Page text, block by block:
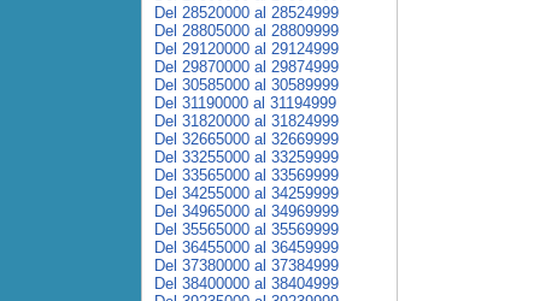
Del 28520000 al 28524999
Del 28805000 al 28809999
Del 29120000 al 29124999
Del 29870000 al 29874999
Del 30585000 al 30589999
Del 31190000 al 31194999
Del 31820000 al 31824999
Del 32665000 al 32669999
Del 33255000 al 33259999
Del 33565000 al 33569999
Del 34255000 al 34259999
Del 34965000 al 34969999
Del 35565000 al 35569999
Del 36455000 al 36459999
Del 37380000 al 37384999
Del 38400000 al 38404999